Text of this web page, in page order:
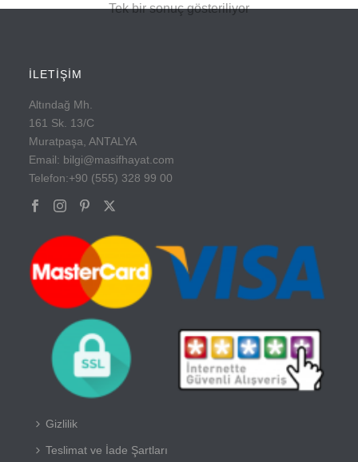
Tek bir sonuç gösteriliyor
İLETİŞİM
Altındağ Mh.
161 Sk. 13/C
Muratpaşa, ANTALYA
Email: bilgi@masifhayat.com
Telefon:+90 (555) 328 99 00
Gizlilik
Teslimat ve İade Şartları